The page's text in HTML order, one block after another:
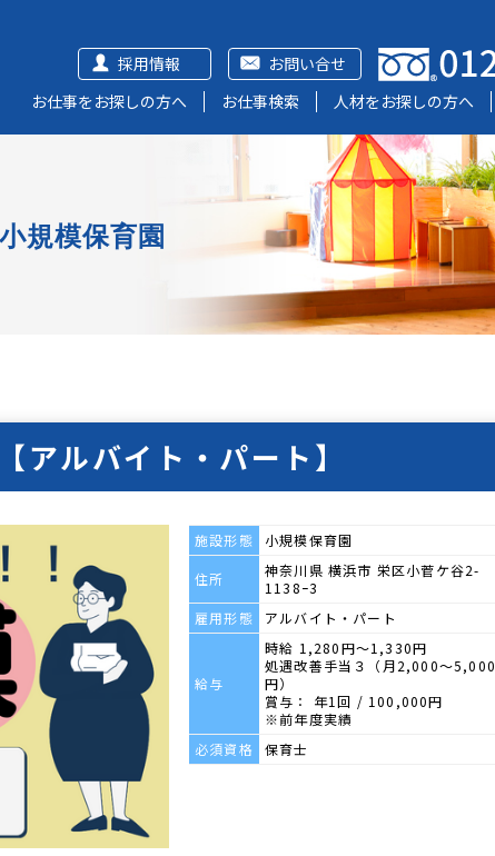
お問い合せ
採用情報
お仕事をお探しの方へ
お仕事検索 人材をお探しの方へ
小規模保育園
アルバイト・パート】
施設形態 小規模保育園
住所
神奈川県 横浜市 栄区小菅ケ谷2-
1138ｰ3
雇用形態
アルバイト・パート
給与
時給 1,280円～1,330円
処遇改善手当３（月2,000～5,000
円）
賞与： 年1回 / 100,000円
※前年度実績
必須資格
保育士